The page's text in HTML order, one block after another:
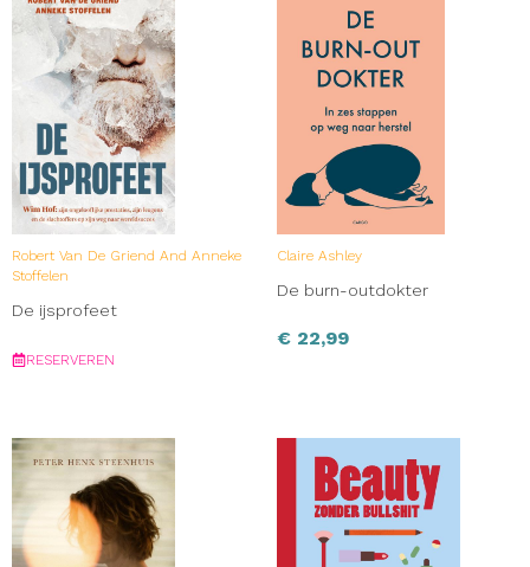
Robert Van De Griend And Anneke
Stoffelen
De ijsprofeet
RESERVEREN
Claire Ashley
De burn-outdokter
€ 22,99